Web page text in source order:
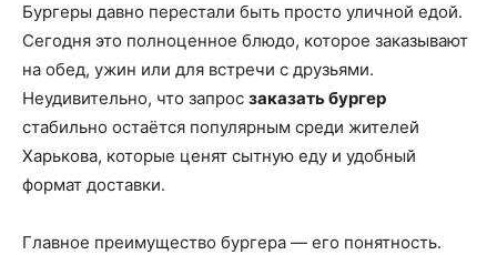
ISM
Бургеры давно перестали быть просто уличной едой.
Сегодня это полноценное блюдо, которое заказывают
на обед, ужин или для встречи с друзьями.
Неудивительно, что запрос заказать бургер
стабильно остаётся популярным среди жителей
Харькова, которые ценят сытную еду и удобный
формат доставки.
Главное преимущество бургера — его понятность.